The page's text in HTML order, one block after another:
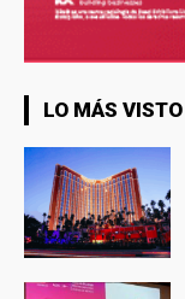
LO MÁS VISTO